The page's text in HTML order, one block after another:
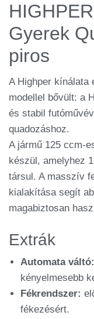
Gyerek
piros
A Highper kínálata
modellel bővült: a
és stabil
quadozáshoz.
A jármű 125 ccm-
készül, amelyhez
társul. A masszív
kialakítása segít
magabiztosan
Extrák
Automata váltó:
kényelmesebb
Fékrendszer:
fékezésért.